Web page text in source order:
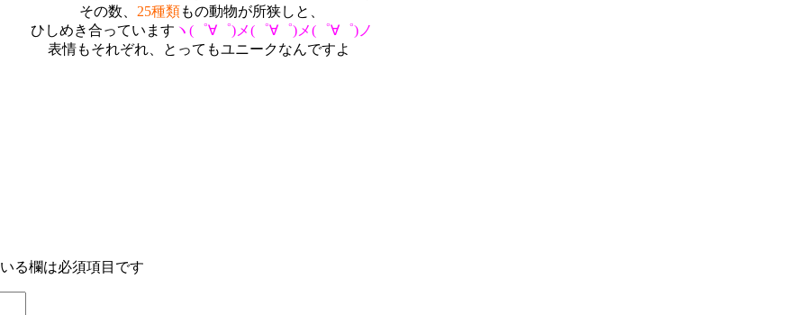
その数、 25種類もの動物が所狭しと、
ひしめき合っています ヽ(゜∀゜)メ(゜∀゜)メ(゜∀゜)ノ
表情もそれぞれ、とってもユニークなんですよ
る欄は必須項目です